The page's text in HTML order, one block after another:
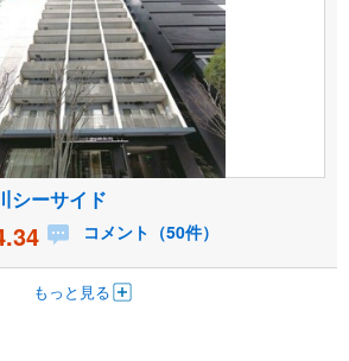
シーサイド
コメント（50件）
もっと見る